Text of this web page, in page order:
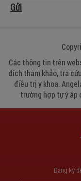
Các thông tin trên
đích tham khảo, tra
điều trị y khoa.
trường hợp tự ý áp
Đăng ký